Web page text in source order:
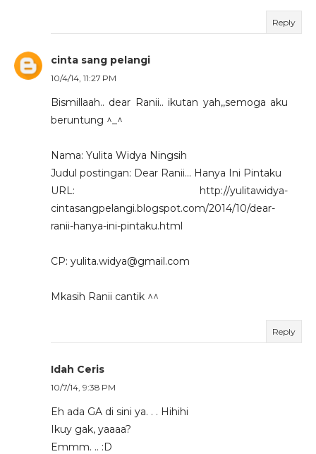
Reply
cinta sang pelangi
10/4/14, 11:27 PM
Bismillaah.. dear Ranii.. ikutan yah,,semoga aku
beruntung ^_^
Nama: Yulita Widya Ningsih
Judul postingan: Dear Ranii... Hanya Ini Pintaku
URL: http://yulitawidya-
cintasangpelangi.blogspot.com/2014/10/dear-
ranii-hanya-ini-pintaku.html
CP: yulita.widya@gmail.com
Mkasih Ranii cantik ^^
Reply
Idah Ceris
10/7/14, 9:38 PM
Eh ada GA di sini ya. . . Hihihi
Ikuy gak, yaaaa?
Emmm. .. :D